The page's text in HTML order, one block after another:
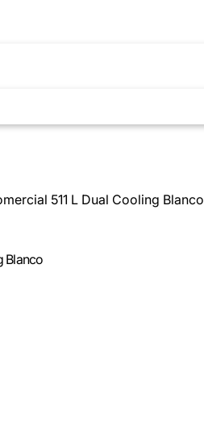
511 L Dual Cooling Blanco
Blanco